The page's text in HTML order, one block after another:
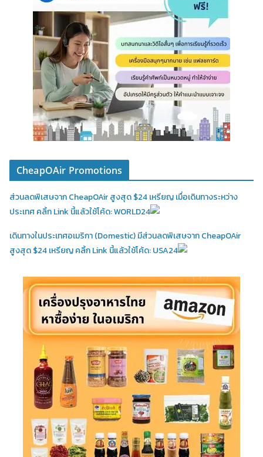
CheapOAir Promotions
ส่วนลดพิเสษจาก CheapOAir สูงสุด $24 เหรียญ เมื่อเดินทางระหว่าง
ประเทศ คลิ้ก Link นี้แล้วใช้โค้ด: WORLD24
เดินทางในประเทศอเมริกา (Domestic)มีส่วนลดพิเสษจาก CheapOAir
สูงสุด $24 เหรียญ คลิ้ก Link นี้แล้วใช้โค้ด: USA24